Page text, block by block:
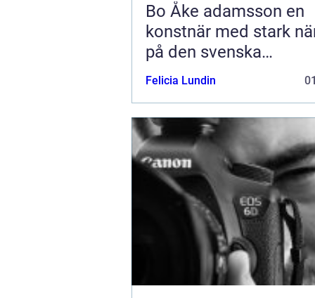
Bo Åke adamsson en
konstnär med stark
på den svenska
konstmarknaden
Felicia Lundin